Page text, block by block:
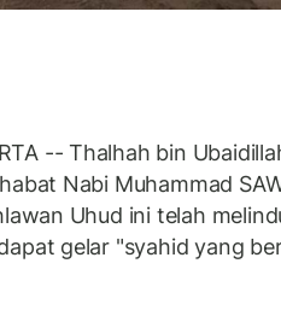
-- Thalhah bin
Nabi Muhammad
Uhud ini telah
gelar "syahid yang